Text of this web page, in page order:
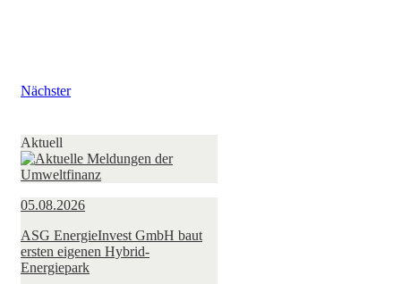
Nächster
Aktuell
05.08.2026
ASG EnergieInvest GmbH baut
ersten eigenen Hybrid-
Energiepark